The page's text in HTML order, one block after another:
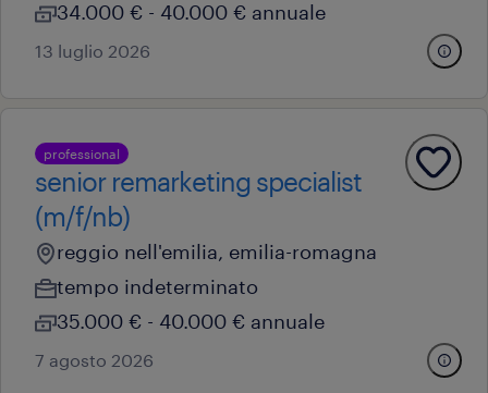
34.000 € - 40.000 € annuale
13 luglio 2026
professional
senior remarketing specialist
(m/f/nb)
reggio nell'emilia, emilia-romagna
tempo indeterminato
35.000 € - 40.000 € annuale
7 agosto 2026